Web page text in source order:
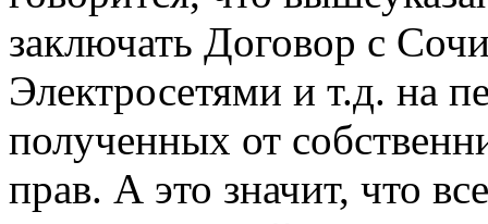
заключать Договор с
Электросетями и т.д. на
полученных от
прав. А это значит, что